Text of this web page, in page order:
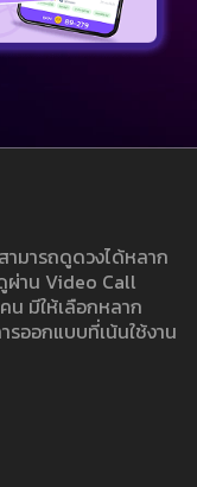
มารถดูดวงได้หลาก
ผ่าน Video Call
มีให้เลือกหลาก
ออกแบบที่เน้นใช้งาน